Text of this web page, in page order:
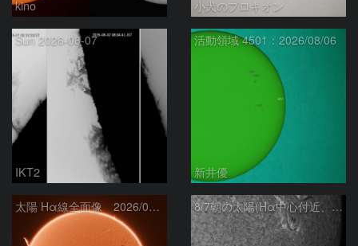
kino 小犬のプロキオン
Sun 2026-08-07
IKT2
活動領域 4501：2026/08/06
新井優
太陽 Hα線全面像 2026/08/07 8/7朝の太陽(Hα中心付近、4498、4502付近)